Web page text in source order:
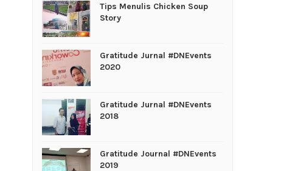
Tips Menulis Chicken Soup
Story
Gratitude Jurnal #DNEvents
2020
Gratitude Jurnal #DNEvents
2018
Gratitude Journal #DNEvents
2019